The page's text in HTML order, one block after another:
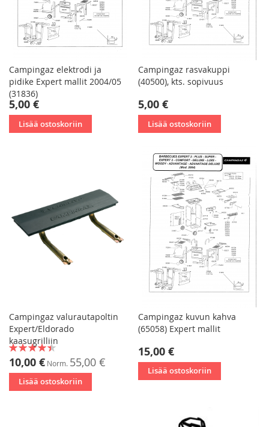
Campingaz elektrodi ja
pidike Expert mallit 2004/05
(31836)
5,00 €
Lisää ostoskoriin
Campingaz rasvakuppi
(40500), kts. sopivuus
5,00 €
Lisää ostoskoriin
Campingaz valurautapoltin
Expert/Eldorado
kaasugrilliin
Rating:
80%
Tarjoushinta
10,00 € Norm. 55,00 €
Lisää ostoskoriin
Campingaz kuvun kahva
(65058) Expert mallit
15,00 €
Lisää ostoskoriin